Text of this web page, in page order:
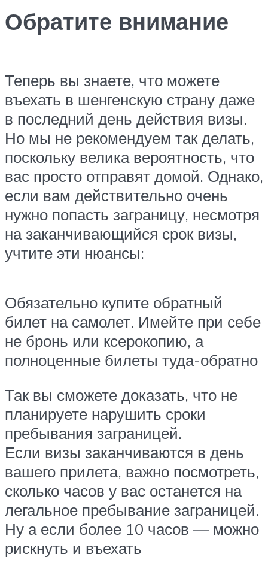
Обратите внимание
Теперь вы знаете, что можете
въехать в шенгенскую страну даже
в последний день действия визы.
Но мы не рекомендуем так делать,
поскольку велика вероятность, что
вас просто отправят домой. Однако,
если вам действительно очень
нужно попасть заграницу, несмотря
на заканчивающийся срок визы,
учтите эти нюансы:
Обязательно купите обратный
билет на самолет. Имейте при себе
не бронь или ксерокопию, а
полноценные билеты туда-обратно
Так вы сможете доказать, что не
планируете нарушить сроки
пребывания заграницей.
Если визы заканчиваются в день
вашего прилета, важно посмотреть,
сколько часов у вас останется на
легальное пребывание заграницей.
Ну а если более 10 часов — можно
рискнуть и въехать